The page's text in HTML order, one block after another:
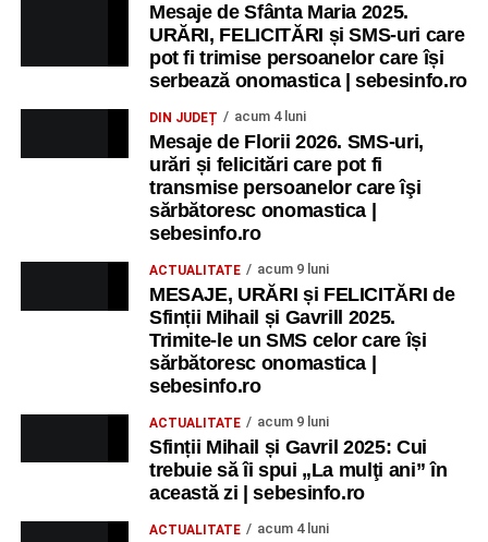
Mesaje de Sfânta Maria 2025.
URĂRI, FELICITĂRI și SMS-uri care
pot fi trimise persoanelor care își
serbează onomastica | sebesinfo.ro
DIN JUDEȚ acum 4 luni
Mesaje de Florii 2026. SMS-uri,
urări și felicitări care pot fi
transmise persoanelor care îşi
sărbătoresc onomastica |
sebesinfo.ro
ACTUALITATE acum 9 luni
MESAJE, URĂRI și FELICITĂRI de
Sfinții Mihail și Gavrill 2025.
Trimite-le un SMS celor care își
sărbătoresc onomastica |
sebesinfo.ro
ACTUALITATE acum 9 luni
Sfinții Mihail și Gavril 2025: Cui
trebuie să îi spui „La mulţi ani” în
această zi | sebesinfo.ro
ACTUALITATE acum 4 luni